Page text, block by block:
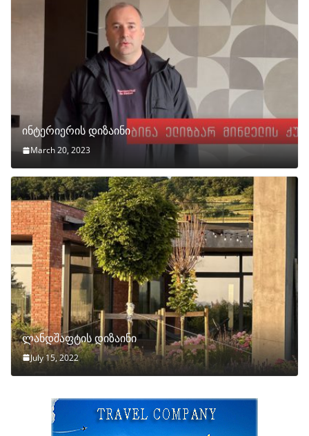
ინტერიერის დიზაინი
March 20, 2023
ლანდშაფტის დიზაინი
July 15, 2022